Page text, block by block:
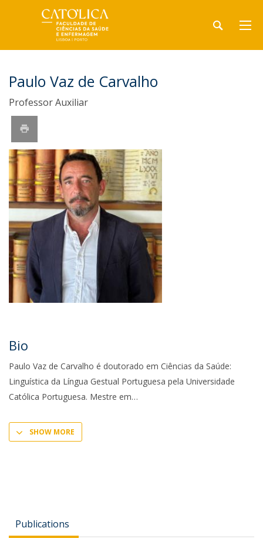
Paulo Vaz de Carvalho
Professor Auxiliar
Bio
Paulo Vaz de Carvalho é doutorado em Ciências da Saúde:
Linguística da Língua Gestual Portuguesa pela Universidade
Católica Portuguesa. Mestre em
SHOW MORE
Publications